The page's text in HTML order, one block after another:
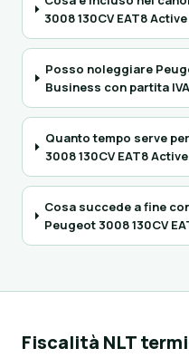
3008 130CV EAT8
Posso noleggiare
Business con partita
Quanto tempo serve
3008 130CV EAT8
Cosa succede a fine
Peugeot 3008 130CV
Fiscalità NLT